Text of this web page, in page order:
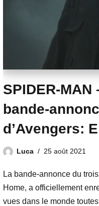
SPIDER-MAN
bande-
d’Avengers:
Luca 25 août 2021
La bande-annonce du
Home, a officiellement
vues dans le monde